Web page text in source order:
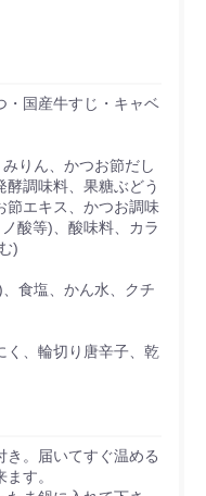
・国産牛すじ・キャベ
りん、かつお節だし
酵調味料、果糖ぶどう
節エキス、かつお調味
酸等)、酸味料、カラ
)
食塩、かん水、クチ
く、輪切り唐辛子、乾
き。届いてすぐ温める
す。